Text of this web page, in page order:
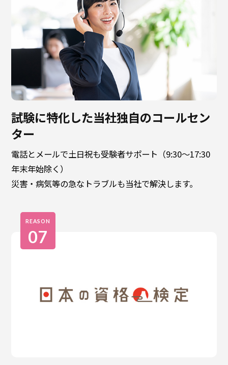
試験に特化した当社独自のコールセン
ター
電話とメールで土日祝も受験者サポート（9:30〜17:30
年末年始除く）
災害・病気等の急なトラブルも当社で解決します。
REASON
07